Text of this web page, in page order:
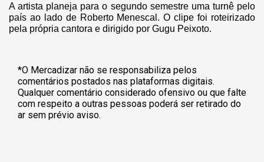
A artista planeja para o segundo semestre uma turnê pelo
país ao lado de Roberto Menescal. O clipe foi roteirizado
pela própria cantora e dirigido por Gugu Peixoto.
*O Mercadizar não se responsabiliza pelos
comentários postados nas plataformas digitais.
Qualquer comentário considerado ofensivo ou que falte
com respeito a outras pessoas poderá ser retirado do
ar sem prévio aviso.